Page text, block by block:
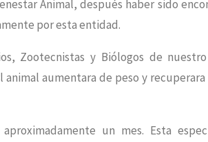
Animal, después haber sido
por esta entidad.
Zootecnistas y Biólogos de nuestro
aumentara de peso y
un mes. Esta